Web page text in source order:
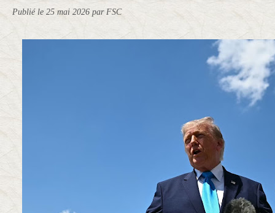
Publié le 25 mai 2026 par FSC